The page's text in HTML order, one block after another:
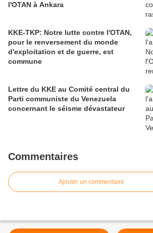
l'OTAN à Ankara
KKE-TKP: Notre lutte contre l'OTAN,
pour le renversement du monde
d'exploitation et de guerre, est
commune
Lettre du KKE au Comité central du
Parti communiste du Venezuela
concernant le séisme dévastateur
Commentaires
Ajouter un commentaire